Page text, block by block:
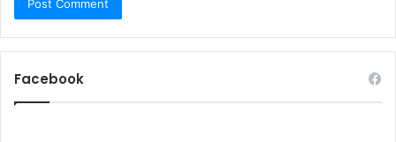
Facebook